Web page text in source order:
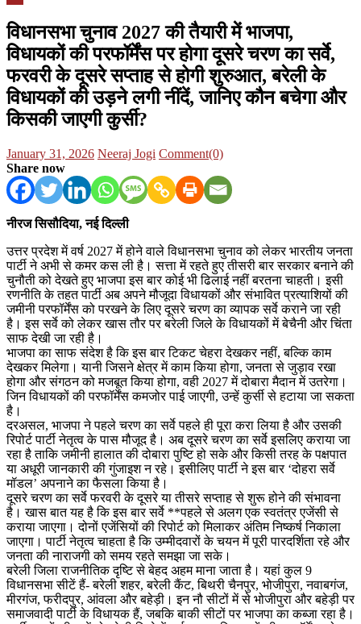
विधानसभा चुनाव 2027 की तैयारी में भाजपा,
विधायकों की परफॉर्मेंस पर होगा दूसरे चरण का सर्वे,
फरवरी के दूसरे सप्ताह से होगी शुरुआत, बरेली के
विधायकों की उड़ने लगी नींदें, जानिए कौन बचेगा और
किसकी जाएगी कुर्सी?
Posted
on
January 31, 2026 Author
Neeraj Jogi Comment(0)
Share now
नीरज सिसौदिया, नई दिल्ली
उत्तर प्रदेश में वर्ष 2027 में होने वाले विधानसभा चुनाव को लेकर भारतीय जनता
पार्टी ने अभी से कमर कस ली है। सत्ता में रहते हुए तीसरी बार सरकार बनाने की
चुनौती को देखते हुए भाजपा इस बार कोई भी ढिलाई नहीं बरतना चाहती। इसी
रणनीति के तहत पार्टी अब अपने मौजूदा विधायकों और संभावित प्रत्याशियों की
जमीनी परफॉर्मेंस को परखने के लिए दूसरे चरण का व्यापक सर्वे कराने जा रही
है। इस सर्वे को लेकर खास तौर पर बरेली जिले के विधायकों में बेचैनी और चिंता
साफ देखी जा रही है।
भाजपा का साफ संदेश है कि इस बार टिकट चेहरा देखकर नहीं, बल्कि काम
देखकर मिलेगा। यानी जिसने क्षेत्र में काम किया होगा, जनता से जुड़ाव रखा
होगा और संगठन को मजबूत किया होगा, वही 2027 में दोबारा मैदान में उतरेगा।
जिन विधायकों की परफॉर्मेंस कमजोर पाई जाएगी, उन्हें कुर्सी से हटाया जा सकता
है।
दरअसल, भाजपा ने पहले चरण का सर्वे पहले ही पूरा करा लिया है और उसकी
रिपोर्ट पार्टी नेतृत्व के पास मौजूद है। अब दूसरे चरण का सर्वे इसलिए कराया जा
रहा है ताकि जमीनी हालात की दोबारा पुष्टि हो सके और किसी तरह के पक्षपात
या अधूरी जानकारी की गुंजाइश न रहे। इसीलिए पार्टी ने इस बार ‘दोहरा सर्वे
मॉडल’ अपनाने का फैसला किया है।
दूसरे चरण का सर्वे फरवरी के दूसरे या तीसरे सप्ताह से शुरू होने की संभावना
है। खास बात यह है कि इस बार सर्वे **पहले से अलग एक स्वतंत्र एजेंसी से
कराया जाएगा। दोनों एजेंसियों की रिपोर्ट को मिलाकर अंतिम निष्कर्ष निकाला
जाएगा। पार्टी नेतृत्व चाहता है कि उम्मीदवारों के चयन में पूरी पारदर्शिता रहे और
जनता की नाराजगी को समय रहते समझा जा सके।
बरेली जिला राजनीतिक दृष्टि से बेहद अहम माना जाता है। यहां कुल 9
विधानसभा सीटें हैं- बरेली शहर, बरेली कैंट, बिथरी चैनपुर, भोजीपुरा, नवाबगंज,
मीरगंज, फरीदपुर, आंवला और बहेड़ी। इन नौ सीटों में से भोजीपुरा और बहेड़ी पर
समाजवादी पार्टी के विधायक हैं, जबकि बाकी सीटों पर भाजपा का कब्जा रहा है।